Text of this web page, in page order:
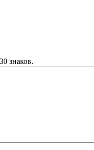
знаков.